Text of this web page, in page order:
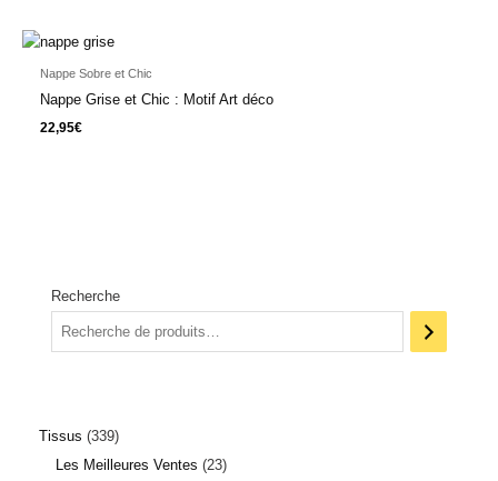
Nappe Sobre et Chic
Nappe Grise et Chic : Motif Art déco
22,95€
Recherche
Tissus 339
Les Meilleures Ventes
23